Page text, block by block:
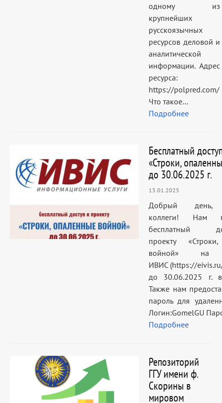
одному из
крупнейших
русскоязычных
ресурсов деловой и
аналитической
информации. Адрес
ресурса:
https://polpred.com/
Что такое…
Подробнее
Бесплатный
«Строки,
до 30.06.2025 г.
13.01.2025
Добрый день,
коллеги! Нам
бесплатный
проекту
войной» на
ИВИС (https://
до 30.06.2025 г.
Также нам
пароль для
Логин:GomelGU
Подробнее
Репозиторий
ГГУ имени ф.
Скорины в
мировом